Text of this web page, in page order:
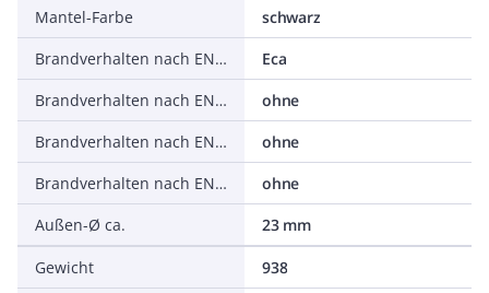
Mantel-Farbe
schwarz
Brandverhalten nach EN 13501-6: Klasse
Eca
Brandverhalten nach EN 13501-6: Rauchentwicklung
ohne
Brandverhalten nach EN 13501-6: Abtropfverhalten
ohne
Brandverhalten nach EN 13501-6: Säureentwicklung
ohne
Außen-Ø ca.
23 mm
Gewicht
938